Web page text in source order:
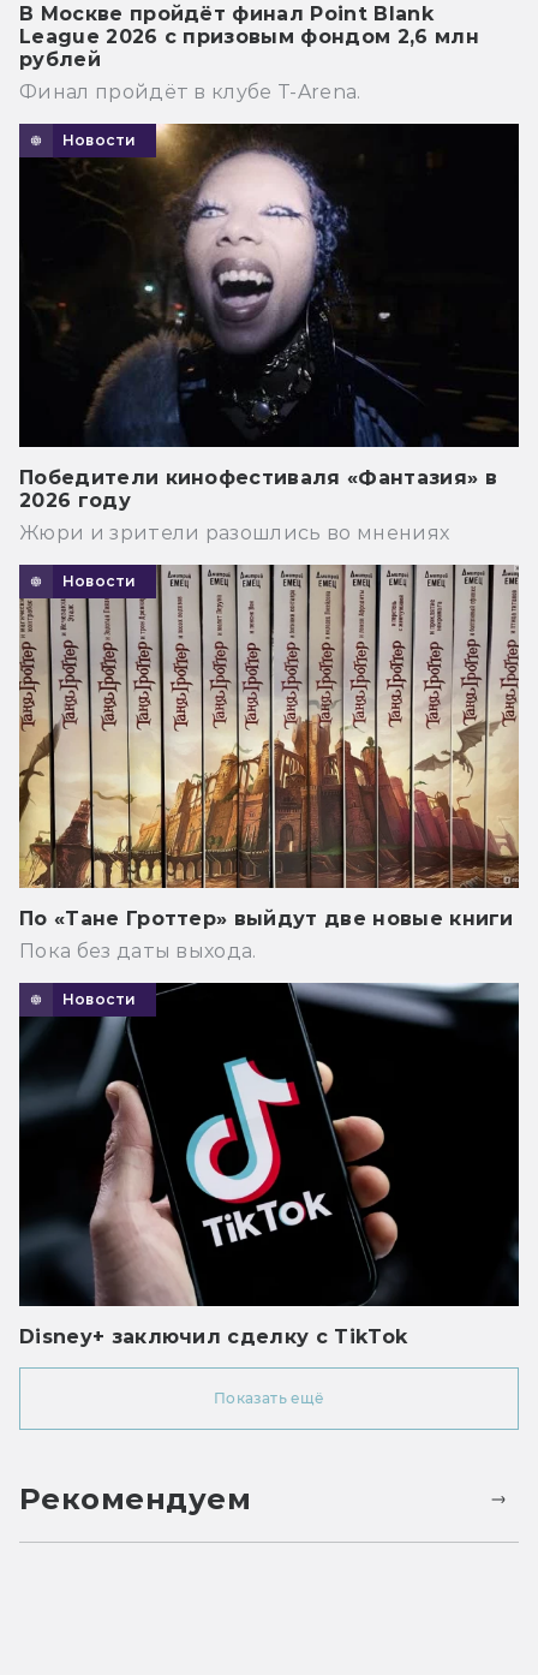
В Москве пройдёт финал Point Blank
League 2026 с призовым фондом 2,6 млн
рублей
Финал пройдёт в клубе T-Arena.
Новости
Победители кинофестиваля «Фантазия» в
2026 году
Жюри и зрители разошлись во мнениях
Новости
По «Тане Гроттер» выйдут две новые книги
Пока без даты выхода.
Новости
Disney+ заключил сделку с TikTok
Показать ещё
Рекомендуем